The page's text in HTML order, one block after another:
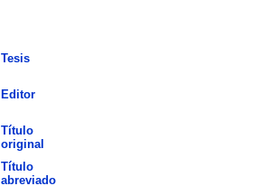
Tesis
Editor
Título
original
Título
abreviado